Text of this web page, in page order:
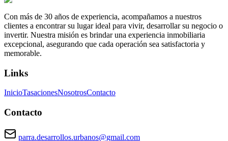
Con más de 30 años de experiencia, acompañamos a nuestros
clientes a encontrar su lugar ideal para vivir, desarrollar su negocio o
invertir. Nuestra misión es brindar una experiencia inmobiliaria
excepcional, asegurando que cada operación sea satisfactoria y
memorable.
Links
InicioTasacionesNosotrosContacto
Contacto
parra.desarrollos.urbanos@gmail.com